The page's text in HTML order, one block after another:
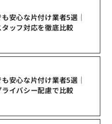
安心な片付け業者5選｜
ッフ対応を徹底比較
安心な片付け業者5選｜
イバシー配慮で比較